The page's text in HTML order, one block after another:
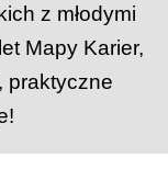
z młodymi
Mapy Karier,
praktyczne